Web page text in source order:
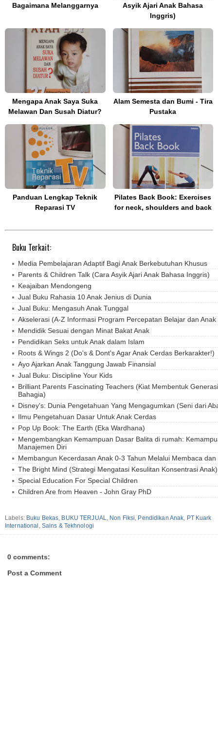
Bagaimana Melanggarnya
Asyik Ajari Anak Bahasa
Inggris)
Mengapa Anak Saya Suka
Melawan Dan Susah Diatur?
Alam Semesta dan Bumi - Tira
Pustaka
Panduan Lengkap Teknik
Reparasi TV
Pilates Back Book: Exercises
for neck, shoulders and back
Buku Terkait:
Media Pembelajaran Adaptif Bagi Anak Berkebutuhan Khusus
Parents & Children Talk (Cara Asyik Ajari Anak Bahasa Inggris)
Keajaiban Mendongeng
Jual Buku Rahasia 10 Anak Jenius di Dunia
Jual Buku: Mengasuh Anak Tunggal
Akselerasi (A-Z Informasi Program Percepatan Belajar dan
Mendidik Sesuai dengan Minat Bakat Anak
Pendidikan Seks untuk Anak dalam Islam
Roots & Wings 2 (Do's & Dont's Agar Anak Cerdas Berkarakter!)
Ayo Ajarkan Anak Tanggung Jawab Finansial
Jual Buku: Discipline Your Kids
Brilliant Parents Fascinating Teachers (Kiat Membentuk
Bahagia)
Disney's: Dunia Pengetahuan Yang Mengagumkan (Seni dari
Ilmu Pengetahuan Dasar Untuk Anak Cerdas
Pop Up Book: The Earth (Eka Wardhana)
Mengembangkan Kemampuan Dasar Balita di rumah:
Manajemen Diri
Membangun Kecerdasan Anak 0-3 Tahun Melalui Membaca dan
The Bright Mind (Strategi Mengatasi Kesulitan Konsentrasi Anak)
Special Education For Special Children
Children Are from Heaven - John Gray PhD
Labels: Buku Bekas, BUKU TERJUAL, Non Fiksi, Pendidikan Anak, PT Kuark
International , Sains & Tekhnologi
0 comments:
Post a Comment